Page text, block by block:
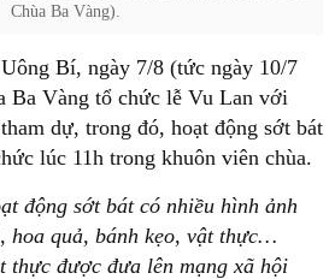
Chùa Ba Vàng).
Bí, ngày 7/8 (tức ngày 10/7
Ba Vàng tổ chức lễ Vu Lan với
dự, trong đó, hoạt động sớt bát
lúc 11h trong khuôn viên chùa.
động sớt bát có nhiều hình ảnh
hoa quả, bánh kẹo, vật thực…
thực được đưa lên mạng xã hội